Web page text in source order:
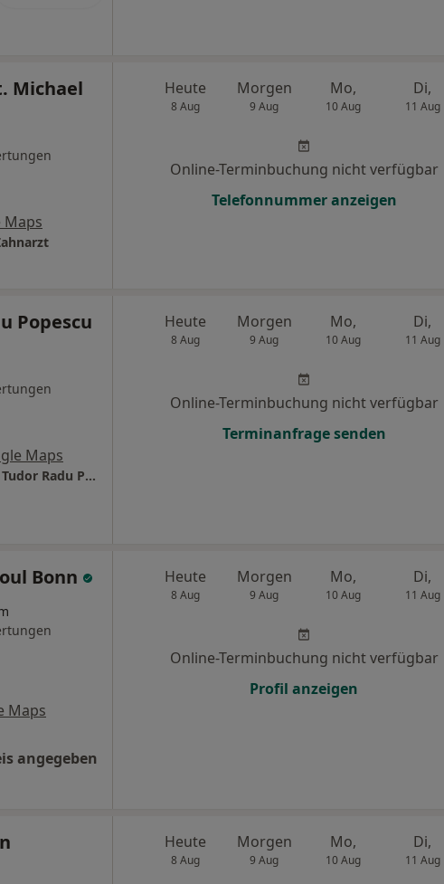
Michael
Maps
Heute
8 Aug
Morgen
9 Aug
Mo,
10 Aug
Di,
11 Aug
Online-Terminbuchung nicht verfügbar
Telefonnummer anzeigen
Popescu
Maps
Dentalwerk Bonn I Zahnarztpraxis Dr. Tudor Radu Popescu
Heute
8 Aug
Morgen
9 Aug
Mo,
10 Aug
Di,
11 Aug
Online-Terminbuchung nicht verfügbar
Terminanfrage senden
Bonn
Maps
angegeben
Heute
8 Aug
Morgen
9 Aug
Mo,
10 Aug
Di,
11 Aug
Online-Terminbuchung nicht verfügbar
Profil anzeigen
Heute
8 Aug
Morgen
9 Aug
Mo,
10 Aug
Di,
11 Aug